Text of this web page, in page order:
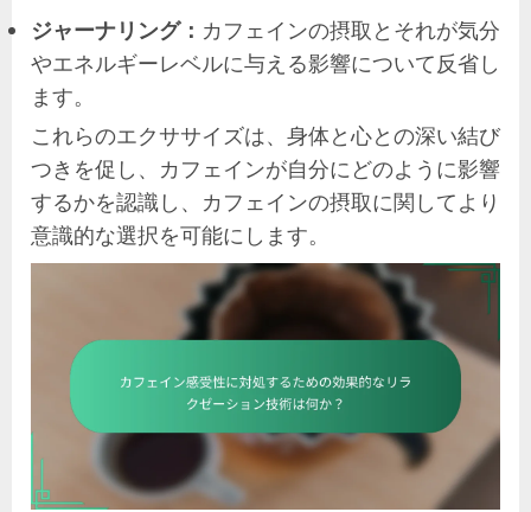
ジャーナリング： カフェインの摂取とそれが気分
やエネルギーレベルに与える影響について反省し
ます。
これらのエクササイズは、身体と心との深い結び
つきを促し、カフェインが自分にどのように影響
するかを認識し、カフェインの摂取に関してより
意識的な選択を可能にします。